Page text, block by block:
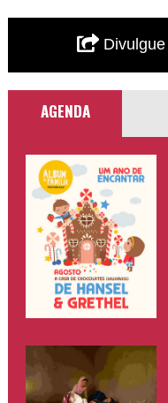
Divulgue
AGENDA